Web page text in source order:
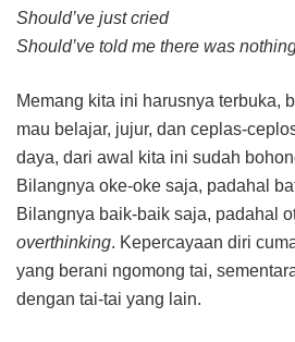
Should’ve just cried
Should’ve told me there was
Memang kita ini harusnya terbuka,
mau belajar, jujur, dan ceplas-
daya, dari awal kita ini sudah
Bilangnya oke-oke saja, padahal
Bilangnya baik-baik saja, padahal
overthinking. Kepercayaan diri
yang berani ngomong tai,
dengan tai-tai yang lain.